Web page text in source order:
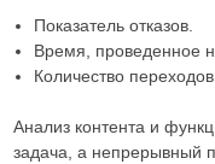
Показатель отказов.
Время, проведенное
Количество
Анализ контента и
задача, а непрерывный